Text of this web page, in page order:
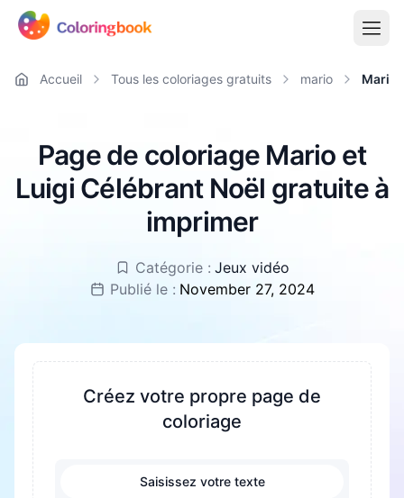
Accueil Tous les coloriages gratuits mario Mario
Page de coloriage Mario et
Luigi Célébrant Noël gratuite à
imprimer
Catégorie : Jeux vidéo
Publié le : November 27, 2024
Créez votre propre page de
coloriage
Saisissez votre texte